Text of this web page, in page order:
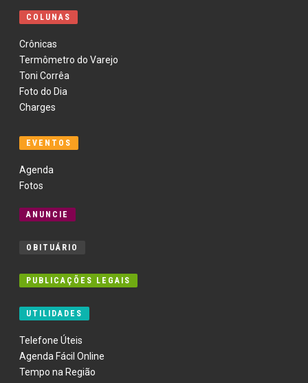
COLUNAS
Crônicas
Termômetro do Varejo
Toni Corrêa
Foto do Dia
Charges
EVENTOS
Agenda
Fotos
ANUNCIE
OBITUÁRIO
PUBLICAÇÕES LEGAIS
UTILIDADES
Telefone Úteis
Agenda Fácil Online
Tempo na Região